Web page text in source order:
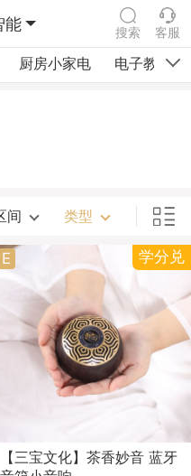
能 搜索 客服
厨房小家电 电子教育
间 类型
E 学分兑
【三宝文化】茶香妙音 蓝牙